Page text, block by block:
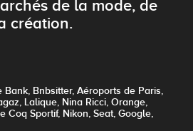
de la mode, de
création.
Bnbsitter, Aéroports de Paris,
Lalique, Nina Ricci, Orange,
Coq Sportif, Nikon, Seat, Google,